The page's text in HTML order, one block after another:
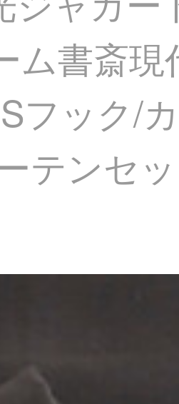
ム書斎現
フック/
テンセ